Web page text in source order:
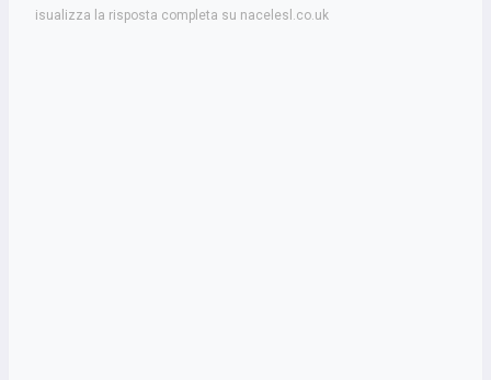
isualizza la risposta completa su nacelesl.co.uk